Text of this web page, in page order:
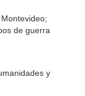
de guerra
y